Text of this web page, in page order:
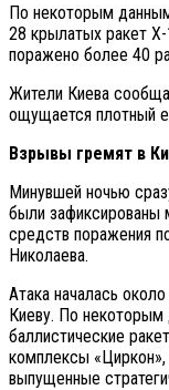
По некоторым
28 крылатых ракет
поражено более 40
Жители Киева
ощущается плотный
Взрывы гремят в
Минувшей ночью
были
средств поражения
Николаева.
Атака началась
Киеву. По некоторым
баллистические
комплексы
выпущенные